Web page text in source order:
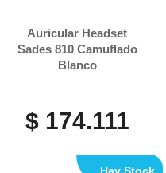
Auricular Headset
Sades 810 Camuflado
Blanco
$ 174.111